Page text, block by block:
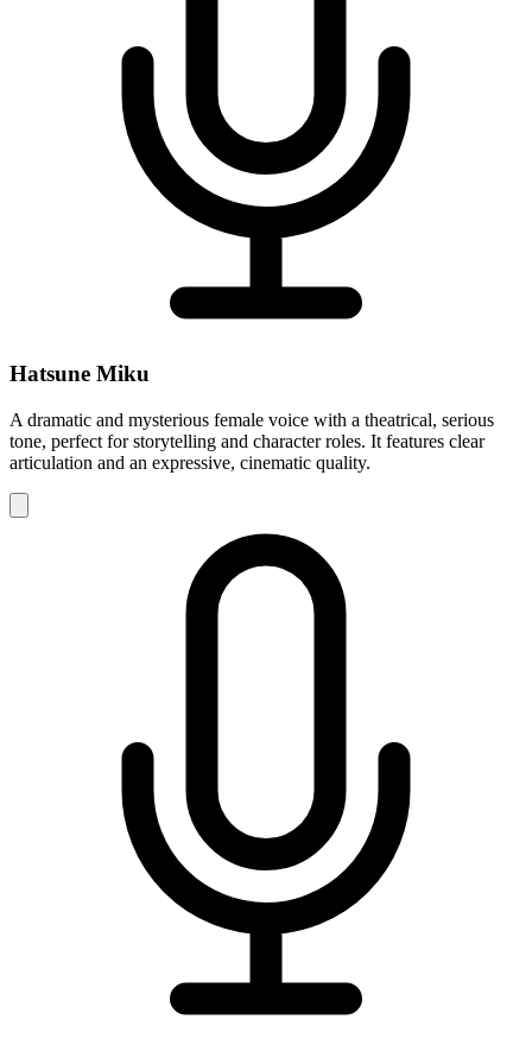
Hatsune Miku
A dramatic and mysterious female voice with a theatrical, serious
tone, perfect for storytelling and character roles. It features clear
articulation and an expressive, cinematic quality.